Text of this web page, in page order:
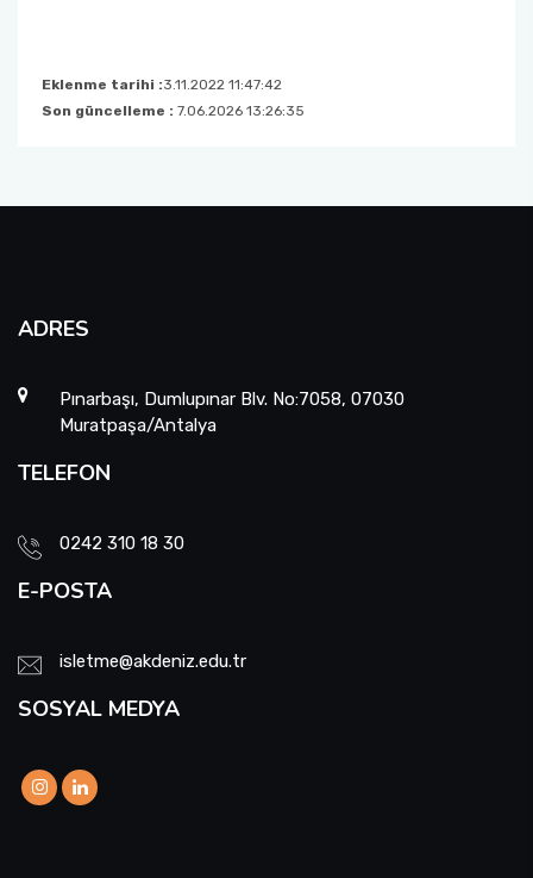
Eklenme tarihi :3.11.2022 11:47:42
Son güncelleme : 7.06.2026 13:26:35
ADRES
Pınarbaşı, Dumlupınar Blv. No:7058, 07030
Muratpaşa/Antalya
TELEFON
0242 310 18 30
E-POSTA
isletme@akdeniz.edu.tr
SOSYAL MEDYA